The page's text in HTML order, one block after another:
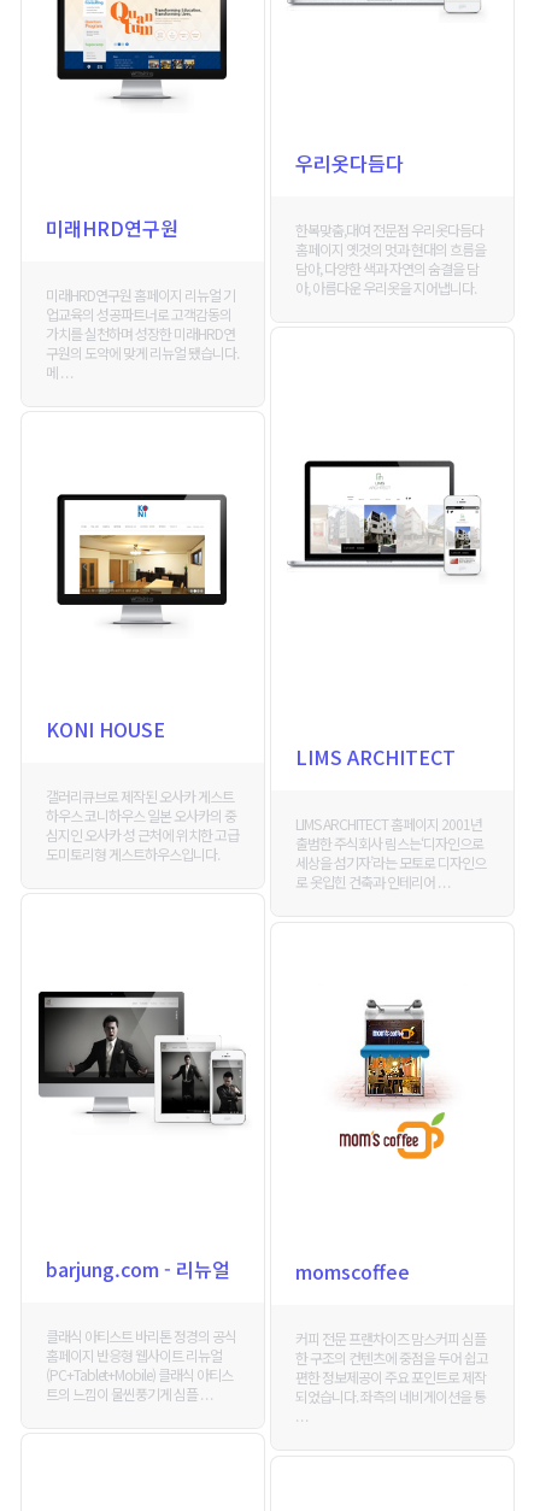
우리옷다듬다
한복맞춤,대여 전문점 우리옷다듬다
홈페이지 옛것의 멋과 현대의 흐름을
담아, 다양한 색과 자연의 숨결을 담
아, 아름다운 우리옷을 지어냅니다.
미래HRD연구원
미래HRD연구원 홈페이지 리뉴얼 기
업교육의 성공파트너로 고객감동의
가치를 실천하며 성장한 미래HRD연
구원의 도약에 맞게 리뉴얼 됐습니다.
메 . . .
LIMS ARCHITECT
LIMS ARCHITECT 홈페이지 2001년
출범한 주식회사 림스는‘디자인으로
세상을 섬기자’라는 모토로 디자인으
로 옷입힌 건축과 인테리어 . . .
KONI HOUSE
갤러리큐브로 제작된 오사카 게스트
하우스 코니하우스 일본 오사카의 중
심지인 오사카 성 근처에 위치한 고급
도미토리형 게스트하우스입니다.
barjung.com - 리뉴얼
클래식 아티스트 바리톤 정경의 공식
홈페이지 반응형 웹사이트 리뉴얼
(PC+Tablet+Mobile) 클래식 아티스
트의 느낌이 물씬풍기게 심플 . . .
momscoffee
커피 전문 프랜차이즈 맘스커피 심플
한 구조의 컨텐츠에 중점을 두어 쉽고
편한 정보제공이 주요 포인트로 제작
되었습니다. 좌측의 네비게이션을 통
. . .